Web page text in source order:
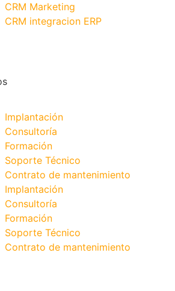
CRM Marketing
CRM integracion ERP
Implantación
Consultoría
Formación
Soporte Técnico
Contrato de mantenimiento
Implantación
Consultoría
Formación
Soporte Técnico
Contrato de mantenimiento